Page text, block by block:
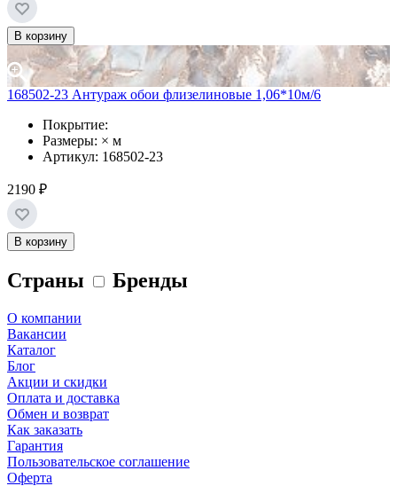
В корзину
168502-23 Антураж обои флизелиновые 1,06*10м/6
Покрытие:
Размеры: × м
Артикул: 168502-23
2190 ₽
В корзину
Страны Бренды
О компании
Вакансии
Каталог
Блог
Акции и скидки
Оплата и доставка
Обмен и возврат
Как заказать
Гарантия
Пользовательское соглашение
Оферта